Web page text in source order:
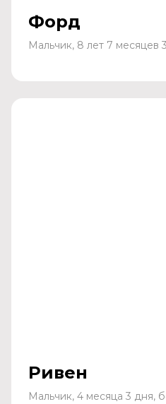
Форд
Мальчик, 8 лет 7 месяцев
Ривен
Мальчик, 4 месяца 3 дня,